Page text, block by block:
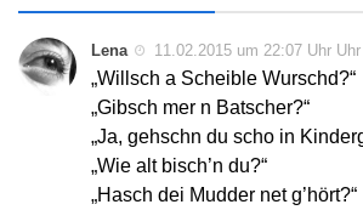
Lena 11.02.2015 um 22:07 Uhr Uhr
„Willsch a Scheible Wurschd?“
„Gibsch mer n Batscher?“
„Ja, gehschn du scho in
„Wie alt bisch’n du?“
„Hasch dei Mudder net g’hört?“